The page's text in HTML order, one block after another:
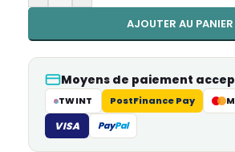
AJOUTER AU PANIER
Moyens de paiement
TWINT PostFinance Pay
VISA PayPal